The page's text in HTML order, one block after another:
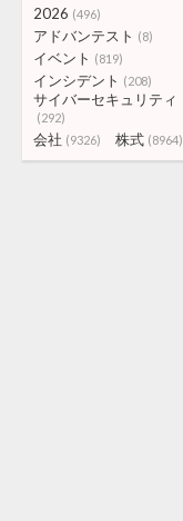
2026 (496)
アドバンテスト (8)
イベント (819)
インシデント (208)
サイバーセキュリティ
(292)
会社 (9326) 株式 (8964)